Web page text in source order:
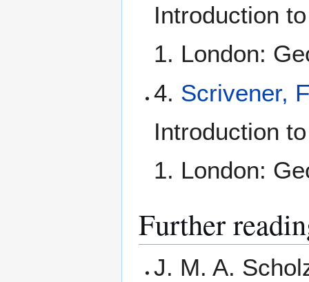
Introduction
1. London:
4. Scrivener,
Introduction
1. London:
Further
J. M. A.